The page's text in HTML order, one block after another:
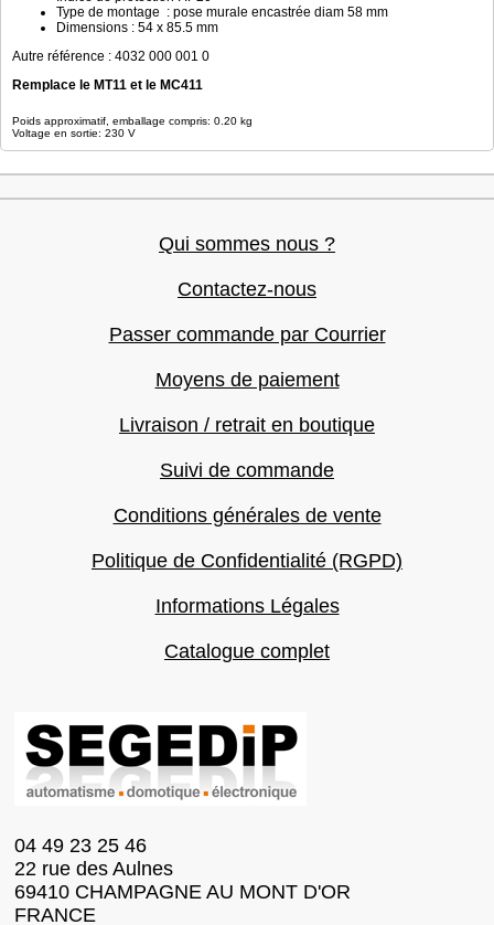
Type de montage : pose murale encastrée diam 58 mm
Dimensions : 54 x 85.5 mm
Autre référence : 4032 000 001 0
Remplace le MT11 et le MC411
Poids approximatif, emballage compris: 0.20 kg
Voltage en sortie: 230 V
Qui sommes nous ?
Contactez-nous
Passer commande par Courrier
Moyens de paiement
Livraison / retrait en boutique
Suivi de commande
Conditions générales de vente
Politique de Confidentialité (RGPD)
Informations Légales
Catalogue complet
04 49 23 25 46
22 rue des Aulnes
69410 CHAMPAGNE AU MONT D'OR
FRANCE